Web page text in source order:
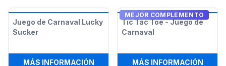
Juego de Carnaval Lucky
Sucker
MÁS INFORMACIÓN: JUEGO DE CARNAVAL LUCKY
MEJOR COMPLEMENTO
Tic Tac Toe - Juego de
Carnaval
MÁS INFORMACIÓN: